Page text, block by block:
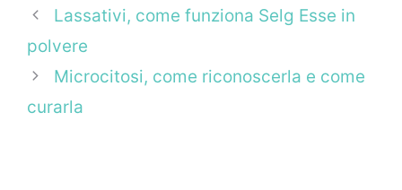
Lassativi, come funziona Selg Esse in
polvere
Microcitosi, come riconoscerla e come
curarla